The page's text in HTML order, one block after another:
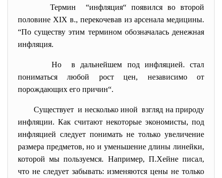
Термин “инфляция“ появился во второй
половине XIX в., перекочевав из арсенала медицины.
“По существу этим термином обозначалась денежная
инфляция.
Но в дальнейшем под инфляцией. стал
пониматься любой рост цен, независимо от
порождающих его причин“.
Существует и несколько иной взгляд на природу
инфляции. Как считают некоторые экономисты, под
инфляцией следует понимать не только увеличение
размера предметов, но и уменьшение длины линейки,
которой мы пользуемся. Например, П.Хейне писал,
что не следует забывать: изменяются цены не только